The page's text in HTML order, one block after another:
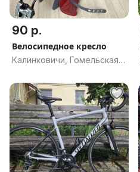
90 р.
Велосипедное кресло
Калинковичи, Гомельская